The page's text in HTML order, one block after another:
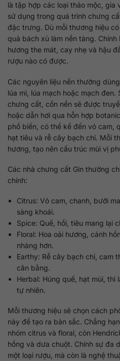
là tập hợp các loại thảo mộc, gia
sử dụng trong quá trình chưng
đặc trưng. Dù mỗi thương hiệu
quả bách xù làm nền tảng.
hương the mát, cay nhẹ và hậu
rượu nào có được.
Các nguyên liệu nền thường
lúa mì, lúa mạch hoặc mạch đen.
chưng cất, cồn nền sẽ được
hoặc dẫn hơi qua hỗn hợp
phổ biến, có thể kể đến vỏ cam,
hạt tiêu và rễ cây bạch chỉ. Mỗi
hương, tạo nên cấu trúc mùi vị
Các nhà chưng cất Gin thường
chính:
Citrus: Vỏ cam, chanh, bưởi
sảng khoái.
Spice: Quế, hồi, tiêu mang lại
Floral: Hoa oải hương, cánh
nhàng hơn.
Earthy: Rễ cây bạch chỉ, cam
cân bằng.
Herbal: Húng quế, hạt mùi,
tự nhiên.
Mỗi thương hiệu sẽ chọn cách
này để tạo ra bản sắc. Chẳng
nhóm citrus và floral, còn
hồng và dưa chuột. Chính sự đa
một loại rượu, mà còn là nghệ